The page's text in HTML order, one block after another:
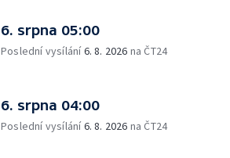
6. srpna 05:00
Poslední vysílání6. 8. 2026 na ČT24
6. srpna 04:00
Poslední vysílání6. 8. 2026 na ČT24